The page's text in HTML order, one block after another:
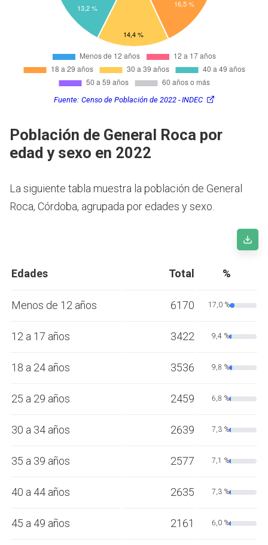
Fuente: Censo de Población de 2022 - INDEC
Población de General Roca por
edad y sexo en 2022
La siguiente tabla muestra la población de General
Roca, Córdoba, agrupada por edades y sexo.
Edades Total %
Menos de 12 años 6170 17,0 %
12 a 17 años 3422 9,4 %
18 a 24 años 3536 9,8 %
25 a 29 años 2459 6,8 %
30 a 34 años 2639 7,3 %
35 a 39 años 2577 7,1 %
40 a 44 años 2635 7,3 %
45 a 49 años 2161 6,0 %